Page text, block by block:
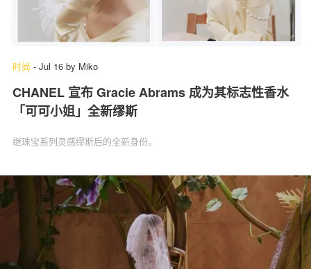
时尚 - Jul 16 by Miko
CHANEL 宣布 Gracie Abrams 成为其标志性香水
「可可小姐」全新缪斯
继珠宝系列灵感缪斯后的全新身份。